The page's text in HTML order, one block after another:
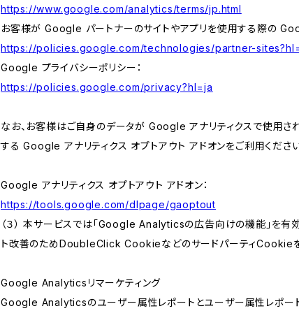
https://www.google.com/analytics/terms/jp.html
お客様が Google パートナーのサイトやアプリを使用する際の
https://policies.google.com/technologies/partner-
Google プライバシーポリシー：
https://policies.google.com/privacy?hl=ja
なお、お客様はご自身のデータが Google アナリティクスで使用
する Google アナリティクス オプトアウト アドオンをご利用ください
Google アナリティクス オプトアウト アドオン：
https://tools.google.com/dlpage/gaoptout
（３） 本サービスでは「Google Analyticsの広告向けの機能」を有
ト改善のためDoubleClick CookieなどのサードパーティCookieを
Google Analyticsリマーケティング
Google Analyticsのユーザー属性レポートとユーザー属性レポート